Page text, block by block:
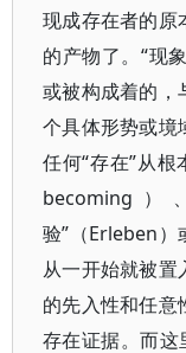
现成存在者的原
的产物了。“现
或被构成着的，
个具体形势或境
任何“存在”从
becoming
验”（Erleben）
从一开始就被置
的先入性和任意
存在证据。而这